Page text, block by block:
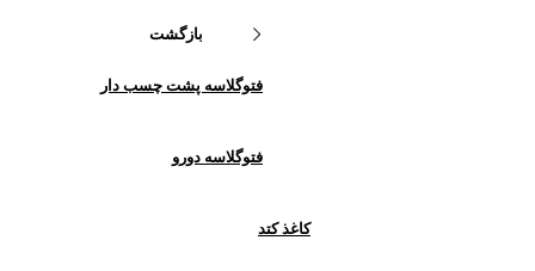
بازگشت
فتوگلاسه پشت چسب دار
فتوگلاسه دورو
کاغذ کتد